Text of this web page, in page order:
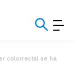
colorrectal se ha